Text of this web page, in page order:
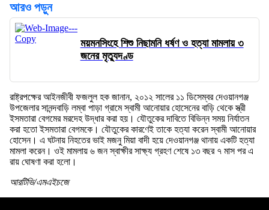
আরও পড়ুন
ময়মনসিংহে শিশু নিছামনি ধর্ষণ ও হত্যা মামলায় ৩
জনের মৃত্যুদণ্ড
রাষ্ট্রপক্ষের আইনজীবী ফজলুল হক জানান, ২০১২ সালের ১১ ডিসেম্বর দেওয়ানগঞ্জ
উপজেলার সানন্দবাড়ি লম্বা পাড়া গ্রামে স্বামী আনোয়ার হোসেনের বাড়ি থেকে স্ত্রী
ইসমতারা বেগমের মরদেহ উদ্ধার করা হয়। যৌতুকের দাবিতে বিভিন্ন সময় নির্যাতন
করা হতো ইসমতারা বেগমকে। যৌতুকের কারণেই তাকে হত্যা করেন স্বামী আনোয়ার
হোসেন। এ ঘটনায় নিহতের ভাই মজনু মিয়া বাদী হয়ে দেওয়ানগঞ্জ থানায় একটি হত্যা
মামলা করেন। ওই মামলায় ৬ জন স্বাক্ষীর সাক্ষ্য গ্রহণ শেষে ১৩ বছর ৭ মাস পর এ
রায় ঘোষণা করা হলো।
আরটিভি/এমএইচজে